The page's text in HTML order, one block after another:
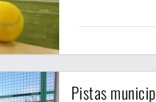
Pistas